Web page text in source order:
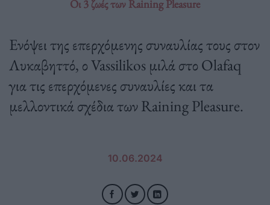
Οι 3 ζωές των Raining Pleasure
Ενόψει της επερχόμενης συναυλίας τους στον
Λυκαβηττό, ο Vassilikos μιλά στο Olafaq
για τις επερχόμενες συναυλίες και τα
μελλοντικά σχέδια των Raining Pleasure.
10.06.2024